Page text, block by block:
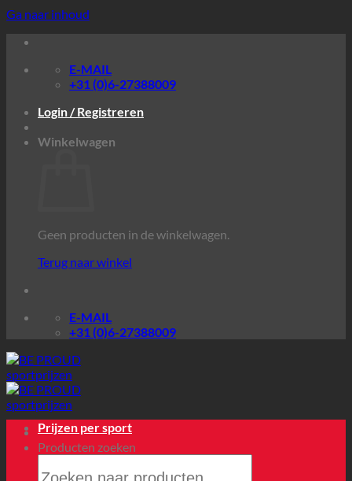
Ga naar inhoud
E-MAIL
+31 (0)6-27388009
Login / Registreren
Winkelwagen
Geen producten in de winkelwagen.
Terug naar winkel
E-MAIL
+31 (0)6-27388009
Producten zoeken
Prijzen per sport